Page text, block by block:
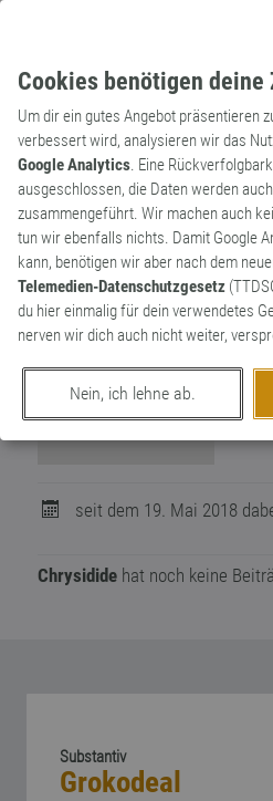
Cookies benötigen deine
Um dir ein gutes Angebot präsentieren
verbessert wird, analysieren wir das
Google Analytics. Eine
ausgeschlossen, die Daten werden
zusammengeführt. Wir machen auch
tun wir ebenfalls nichts. Damit Google
kann, benötigen wir aber nach dem
Telemedien-Datenschutzgesetz
du hier einmalig für dein verwendetes
nerven wir dich auch nicht weiter,
Nein, ich lehne ab.
Wortkünstler
Chrysidide
seit dem 19. Mai 2018
Chrysididehat noch keine
Substantiv
Grokodeal